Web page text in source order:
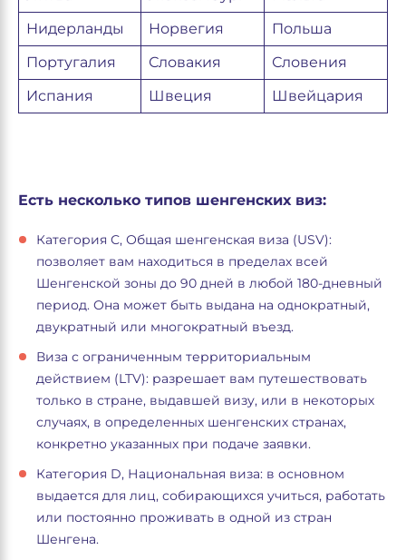
Нидерланды
Норвегия
Польша
Португалия
Словакия
Словения
Испания
Швеция Швейцария
Есть несколько типов шенгенских виз:
Категория С, Общая шенгенская виза (USV):
позволяет вам находиться в пределах всей
Шенгенской зоны до 90 дней в любой 180-дневный
период. Она может быть выдана на однократный,
двукратный или многократный въезд.
Виза с ограниченным территориальным
действием (LTV): разрешает вам путешествовать
только в стране, выдавшей визу, или в некоторых
случаях, в определенных шенгенских странах,
конкретно указанных при подаче заявки.
Категория D, Национальная виза: в основном
выдается для лиц, собирающихся учиться, работать
или постоянно проживать в одной из стран
Шенгена.